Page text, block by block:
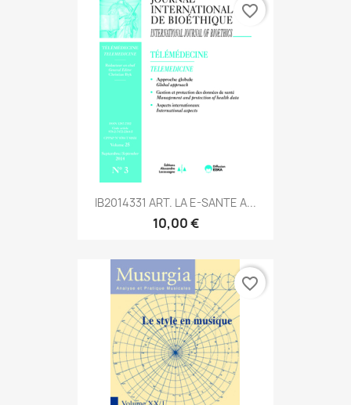
IB2014331 ART. LA E-SANTE A...
10,00 €
favorite_border
favorite_border